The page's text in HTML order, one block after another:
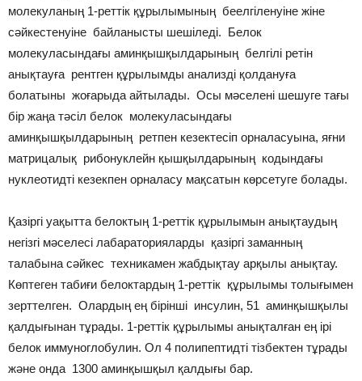
молекуланың 1-реттік құрылымының беелгіленуіне жіне
сәйкестенуіне байланысты шешіледі. Белок
молекуласындағы аминқышқылдарының белгілі ретін
анықтауға рентген құрылымды анализді қолдануға
болатыны жоғарыда айтылады. Осы мәселені шешуге тағы
бір жаңа тәсіл белок молекуласындағы
аминқышқылдарының ретпен кезектесіп орналасуына, яғни
матрицалық рибонуклейн қышқылдарының кодындағы
нуклеотидті кезекпен орналасу мақсатын көрсетуге болады.
Қазіргі уақытта белоктың 1-реттік құрылымын анықтаудың
негізгі мәселесі лабараторияларды қазіргі заманның
талабына сәйкес техникамен жабдықтау арқылы анықтау.
Көптеген табиғи белоктардың 1-реттік құрылымы толығымен
зерттелген. Олардың ең бірінші инсулин, 51 аминқышқылы
қалдығынан тұрады. 1-реттік құрылымы анықталған ең ірі
белок иммуноглобулин. Ол 4 полипептидті тізбектен тұрады
және онда 1300 аминқышқыл қалдығы бар.